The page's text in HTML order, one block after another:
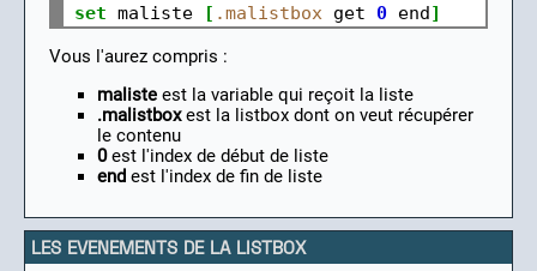
set maliste [ .malistbox get 0 end]
Vous l'aurez compris :
maliste est la variable qui reçoit la liste
.malistboxest la listbox dont on veut récupérer
le contenu
0est l'index de début de liste
end est l'index de fin de liste
LES EVENEMENTS DE LA LISTBOX